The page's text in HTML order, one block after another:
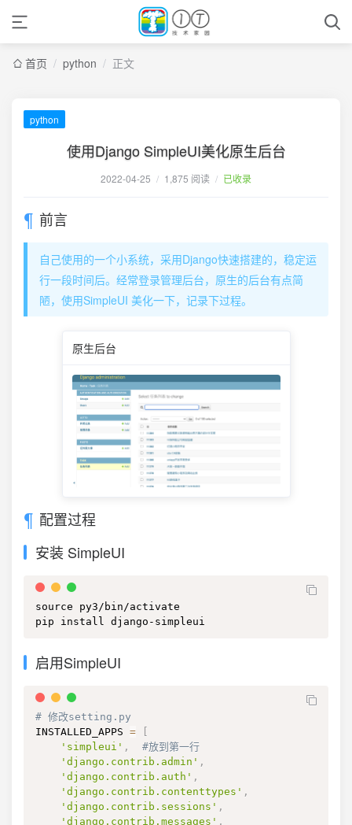
首页 / python / 正文
python
使用Django SimpleUI美化原生后台
2022-04-25 / 1,875 阅读 / 已收录
前言
自己使用的一个小系统，采用Django快速搭建的，稳定运
行一段时间后。经常登录管理后台，原生的后台有点简
陋，使用SimpleUI 美化一下，记录下过程。
原生后台
配置过程
安装 SimpleUI
source py3/bin/activate
pip install django-simpleui
启用SimpleUI
# 修改setting.py
INSTALLED_APPS =
'simpleui' ,
#放到第一行
'django.contrib.admin' ,
'django.contrib.auth' ,
'django.contrib.contenttypes' ,
'django.contrib.sessions' ,
'django.contrib.messages' ,